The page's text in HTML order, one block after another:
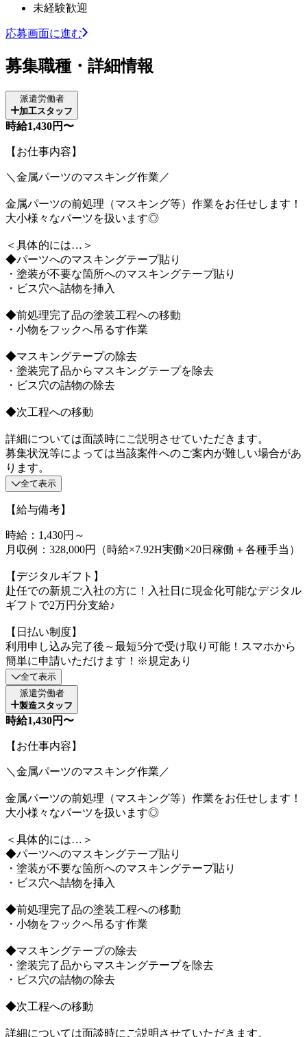
未経験歓迎
応募画面に進む
募集職種・詳細情報
派遣労働者
加工スタッフ
時給1,430円〜
【お仕事内容】
＼金属パーツのマスキング作業／
金属パーツの前処理（マスキング等）作業をお任せします！
大小様々なパーツを扱います◎
＜具体的には…＞
◆パーツへのマスキングテープ貼り
・塗装が不要な箇所へのマスキングテープ貼り
・ビス穴へ詰物を挿入
◆前処理完了品の塗装工程への移動
・小物をフックへ吊るす作業
◆マスキングテープの除去
・塗装完了品からマスキングテープを除去
・ビス穴の詰物の除去
◆次工程への移動
詳細については面談時にご説明させていただきます。
募集状況等によっては当該案件へのご案内が難しい場合があ
ります。
全て表示
【給与備考】
時給：1,430円～
月収例：328,000円（時給×7.92H実働×20日稼働＋各種手当）
【デジタルギフト】
赴任での新規ご入社の方に！入社日に現金化可能なデジタル
ギフトで2万円分支給♪
【日払い制度】
利用申し込み完了後～最短5分で受け取り可能！スマホから
簡単に申請いただけます！※規定あり
全て表示
派遣労働者
製造スタッフ
時給1,430円〜
【お仕事内容】
＼金属パーツのマスキング作業／
金属パーツの前処理（マスキング等）作業をお任せします！
大小様々なパーツを扱います◎
＜具体的には…＞
◆パーツへのマスキングテープ貼り
・塗装が不要な箇所へのマスキングテープ貼り
・ビス穴へ詰物を挿入
◆前処理完了品の塗装工程への移動
・小物をフックへ吊るす作業
◆マスキングテープの除去
・塗装完了品からマスキングテープを除去
・ビス穴の詰物の除去
◆次工程への移動
詳細については面談時にご説明させていただきます。